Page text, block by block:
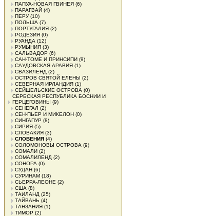
ПАПУА-НОВАЯ ГВИНЕЯ (6)
ПАРАГВАЙ (4)
ПЕРУ(10)
ПОЛЬША (7)
ПОРТУГАЛИЯ (2)
РОДЕЗИЯ (0)
РУАНДА (12)
РУМЫНИЯ (3)
САЛЬВАДОР (6)
САН-ТОМЕ И ПРИНСИПИ (9)
САУДОВСКАЯ АРАВИЯ (1)
СВАЗИЛЕНД (2)
ОСТРОВ СВЯТОЙ ЕЛЕНЫ (2)
СЕВЕРНАЯ ИРЛАНДИЯ (1)
СЕЙШЕЛЬСКИЕ ОСТРОВА (0)
СЕРБСКАЯ РЕСПУБЛИКА БОСНИИ И
ГЕРЦЕГОВИНЫ (9)
СЕНЕГАЛ (2)
СЕН-ПЬЕР И МИКЕЛОН (0)
СИНГАПУР (8)
СИРИЯ (5)
СЛОВАКИЯ (3)
СЛОВЕНИЯ (4)
СОЛОМОНОВЫ ОСТРОВА (9)
СОМАЛИ (2)
СОМАЛИЛЕНД (2)
СОНОРА (0)
СУДАН (6)
СУРИНАМ (18)
СЬЕРРА-ЛЕОНЕ (2)
США (8)
ТАИЛАНД (25)
ТАЙВАНЬ (4)
ТАНЗАНИЯ (1)
ТИМОР (2)